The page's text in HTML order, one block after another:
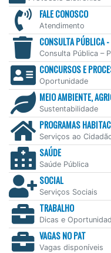
FALE CONOSCO
Atendimento
CONSULTA PÚBLICA
Consulta Pública –
CONCURSOS E
Oportunidade
MEIO AMBIENTE,
Sustentabilidade
PROGRAMAS
Serviços ao
SAÚDE
Saúde Pública
SOCIAL
Serviços Sociais
TRABALHO
Dicas e
VAGAS NO PAT
Vagas disponíveis